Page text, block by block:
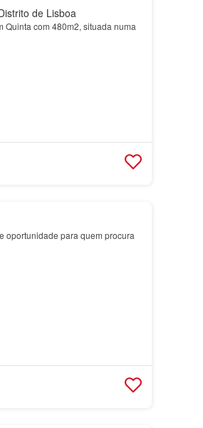
de Lisboa
Quinta com 480m2, situada numa
oportunidade para quem procura